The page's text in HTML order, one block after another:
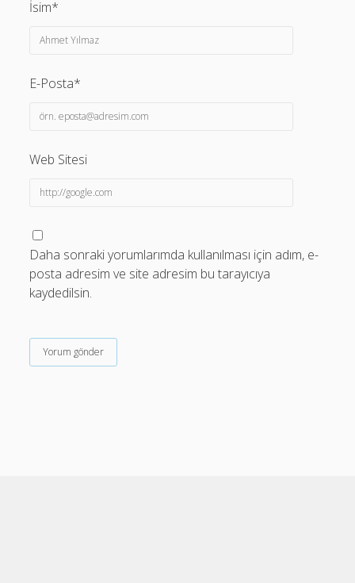
İsim*
E-Posta*
Web Sitesi
Daha sonraki yorumlarımda kullanılması için adım, e-
posta adresim ve site adresim bu tarayıcıya
kaydedilsin.